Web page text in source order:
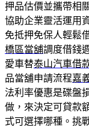
押品估價並攜帶相
協助企業靈活運用
免抵押免保人輕鬆
橋區當舖調度借錢
愛車替泰山汽車借
品當舖申請流程嘉
法利率優惠是碟盤
做，來決定可貸款
式可選擇哪種。挑